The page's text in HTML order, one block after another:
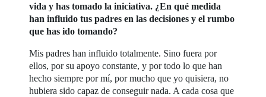
vida y has tomado la iniciativa. ¿En qué medida
han influido tus padres en las decisiones y el rumbo
que has ido tomando?
Mis padres han influido totalmente. Sino fuera por
ellos, por su apoyo constante, y por todo lo que han
hecho siempre por mí, por mucho que yo quisiera, no
hubiera sido capaz de conseguir nada. A cada cosa que